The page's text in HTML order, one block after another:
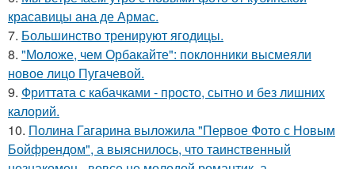
красавицы ана де Армас.
7. Большинство тренируют ягодицы.
8. "Моложе, чем Орбакайте": поклонники высмеяли
новое лицо Пугачевой.
9. Фриттата с кабачками - просто, сытно и без лишних
калорий.
10. Полина Гагарина выложила "Первое Фото с Новым
Бойфрендом", а выяснилось, что таинственный